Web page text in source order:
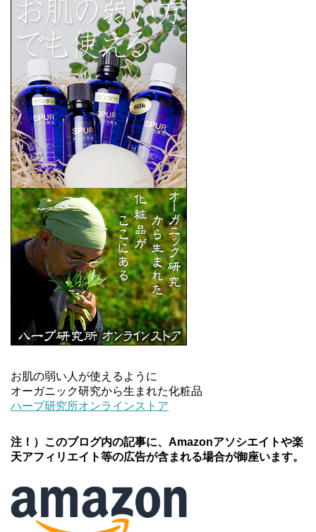
お肌の弱い人が使えるように
オーガニック研究から生まれた化粧品
ハーブ研究所オンラインストア
注！）このブログ内の記事に、Amazonアソシエイトや楽
天アフィリエイト等の広告が含まれる場合が御座います。